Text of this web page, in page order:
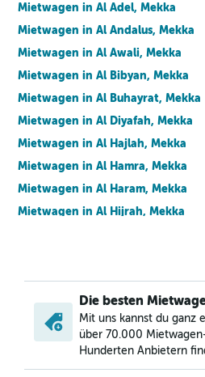
Mietwagen in Al Adel, Mekka
Mietwagen in Al Andalus, Mekka
Mietwagen in Al Awali, Mekka
Mietwagen in Al Bibyan, Mekka
Mietwagen in Al Buhayrat, Mekka
Mietwagen in Al Diyafah, Mekka
Mietwagen in Al Hajlah, Mekka
Mietwagen in Al Hamra, Mekka
Mietwagen in Al Haram, Mekka
Mietwagen in Al Hijrah, Mekka
Mietwagen in Al Jamiah, Mekka
Mietwagen in Al Jummayzah,
Mietwagen in Al Kakiyyah, Mekka
Mietwagen in Al Khadra, Mekka
Mietwagen in Al Khalidiyyah,
Die besten
Mit uns kannst du ganz
über 70.000
Hunderten Anbietern